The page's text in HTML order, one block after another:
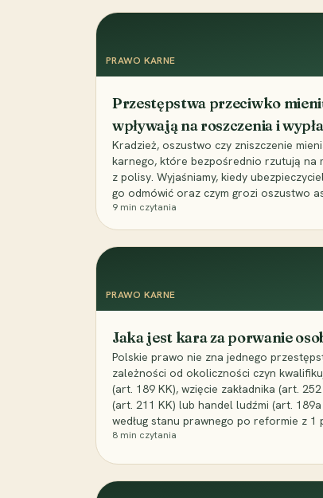
PRAWO KARNE
Przestępstwa przeciwko
wpływają na roszczenia i
Kradzież, oszustwo czy zniszczenie
karnego, które bezpośrednio rzutują na
z polisy. Wyjaśniamy, kiedy
go odmówić oraz czym grozi oszustwo
9 min czytania
PRAWO KARNE
Jaka jest kara za porwanie
Polskie prawo nie zna jednego
zależności od okoliczności czyn
(art. 189 KK), wzięcie zakładnika (art.
(art. 211 KK) lub handel ludźmi (art.
według stanu prawnego po reformie z 1
8 min czytania